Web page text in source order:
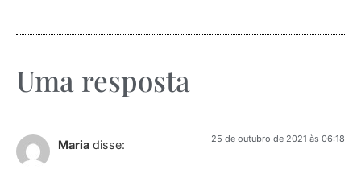
Uma resposta
Maria disse: 25 de outubro de 2021 às 06:18